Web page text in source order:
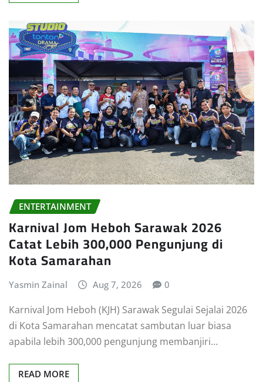
ENTERTAINMENT
Karnival Jom Heboh Sarawak 2026
Catat Lebih 300,000 Pengunjung di
Kota Samarahan
Yasmin Zainal Aug 7, 2026 0
Karnival Jom Heboh (KJH) Sarawak Segulai Sejalai 2026
di Kota Samarahan mencatat sambutan luar biasa
apabila lebih 300,000 pengunjung membanjiri…
READ MORE